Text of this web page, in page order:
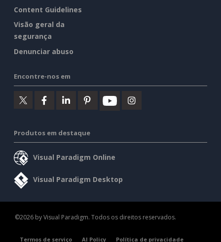
Content Guidelines
Visão geral da
segurança
Denunciar abuso
Encontre-nos em
Produtos em destaque
Visual Paradigm Online
Visual Paradigm Desktop
©2026 by Visual Paradigm. Todos os direitos reservados.
Termos de serviço AI Policy Política de privacidade